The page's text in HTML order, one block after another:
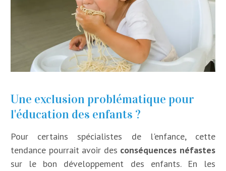
Une exclusion problématique pour
l'éducation des enfants ?
Pour certains spécialistes de l'enfance, cette
tendance pourrait avoir des conséquences néfastes
sur le bon développement des enfants. En les